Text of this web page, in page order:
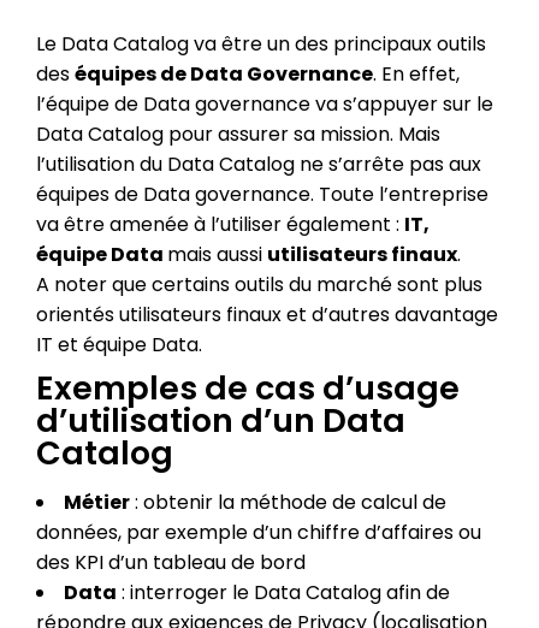
Le Data Catalog va être un des principaux outils
deséquipes de Data Governance. En effet,
l’équipe de Data governance va s’appuyer sur le
Data Catalog pour assurer sa mission. Mais
l’utilisation du Data Catalog ne s’arrête pas aux
équipes de Data governance. Toute l’entreprise
va être amenée à l’utiliser également : IT,
équipe Data mais aussi utilisateurs finaux.
A noter que certains outils du marché sont plus
orientés utilisateurs finaux et d’autres davantage
IT et équipe Data.
Exemples de cas d’usage
d’utilisation d’un Data
Catalog
Métier: obtenir la méthode de calcul de
données, par exemple d’un chiffre d’affaires ou
des KPI d’un tableau de bord
Data : interroger le Data Catalog afin de